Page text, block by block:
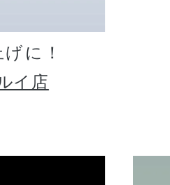
に！
イ店